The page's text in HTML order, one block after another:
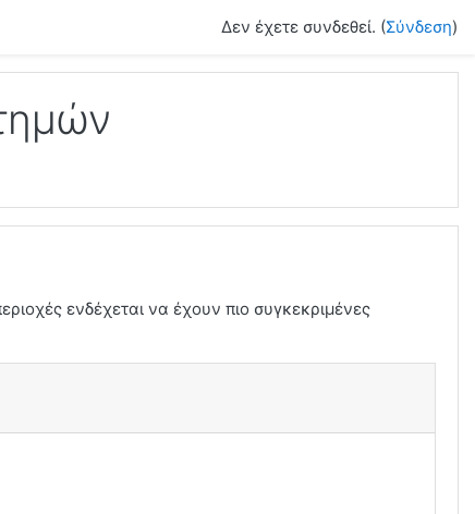
Δεν έχετε συνδεθεί. (Σύνδεση)
ενδέχεται να έχουν πιο συγκεκριμένες